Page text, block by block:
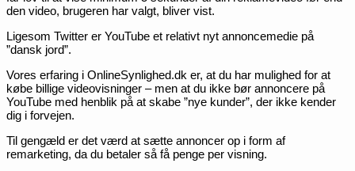
den video, brugeren har valgt, bliver vist.
Ligesom Twitter er YouTube et relativt nyt annoncemedie på
”dansk jord”.
Vores erfaring i OnlineSynlighed.dk er, at du har mulighed for at
købe billige videovisninger – men at du ikke bør annoncere på
YouTube med henblik på at skabe ”nye kunder”, der ikke kender
dig i forvejen.
Til gengæld er det værd at sætte annoncer op i form af
remarketing, da du betaler så få penge per visning.